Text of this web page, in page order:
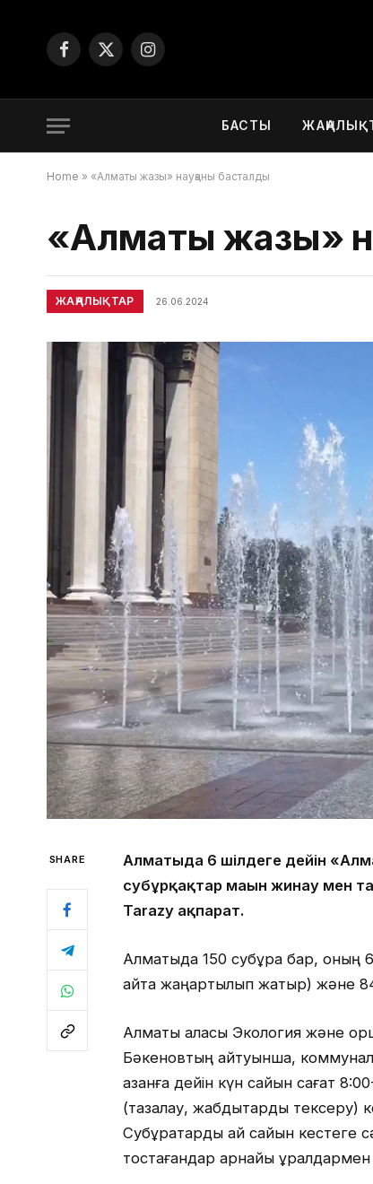
Facebook
X
Instagram
БАСТЫ
Home » «Алматы жазы» науқаны басталды
«Алматы жазы»
ЖАҢАЛЫҚТАР 26.06.2024
SHARE
Алматыда 6 шілдеге дейін
субұрқақтар маңын жинау мен
Tarazy ақпарат.
Алматыда 150 субұрқақ бар,
қайта жаңартылып жатыр) және
Алматы қаласы Экология және
Бәкеновтың айтуынша,
қазанға дейін күн сайын сағат
(тазалау, жабдықтарды тексеру)
Субұрқақтарды ай сайын кестеге
тостағандар арнайы